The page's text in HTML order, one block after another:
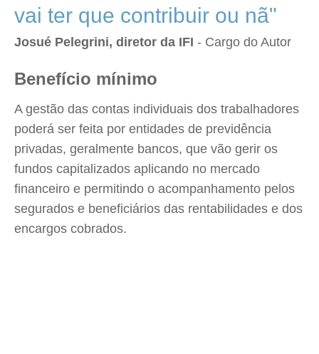
vai ter que contribuir ou nã"
Josué Pelegrini, diretor da IFI - Cargo do Autor
Benefício mínimo
A gestão das contas individuais dos trabalhadores
poderá ser feita por entidades de previdência
privadas, geralmente bancos, que vão gerir os
fundos capitalizados aplicando no mercado
financeiro e permitindo o acompanhamento pelos
segurados e beneficiários das rentabilidades e dos
encargos cobrados.